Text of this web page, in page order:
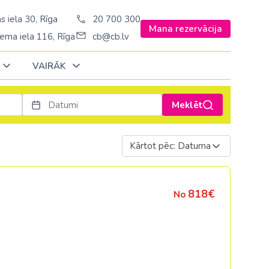
iela 30, Rīga
iela 116, Rīga
20 700 300
cb@cb.lv
Mana rezervācija
Decembrī Janvārī
Stambulā/
Decembrī Janvārī
Decembrī Janvārī
VAIRĀK
Meklēt
Kārtot pēc: Datuma
No 818€